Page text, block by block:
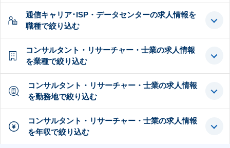
通信キャリア･ISP・データセンターの求人情報を
職種で絞り込む
コンサルタント・リサーチャー・士業の求人情報
を業種で絞り込む
コンサルタント・リサーチャー・士業の求人情報
を勤務地で絞り込む
コンサルタント・リサーチャー・士業の求人情報
を年収で絞り込む